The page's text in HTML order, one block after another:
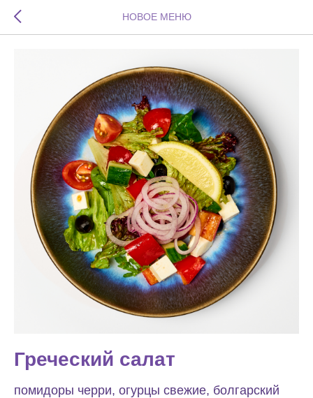
НОВОЕ МЕНЮ
Греческий салат
помидоры черри, огурцы свежие, болгарский